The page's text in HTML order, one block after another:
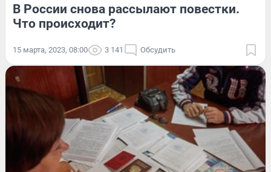
В России снова рассылают повестки.
Что происходит?
15 марта, 2023, 08:00 3 141 Обсудить